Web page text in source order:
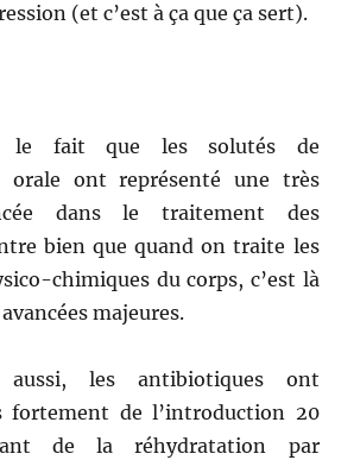
(et c’est à ça que ça sert).
le fait que les solutés de
orale ont représenté une très
dans le traitement des
bien que quand on traite les
chimiques du corps, c’est là
majeures.
aussi, les antibiotiques ont
fortement de l’introduction 20
de la réhydratation par